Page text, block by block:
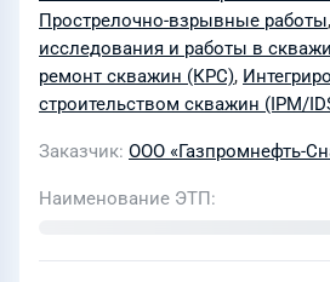
работ Песчаного НГКМ
2027гг
Прострелочно-взрывные работы,
исследования и работы в
ремонт скважин (КРС),
строительством скважин (IPM/
Заказчик ООО «Газпромнефть-
Наименование ЭТП